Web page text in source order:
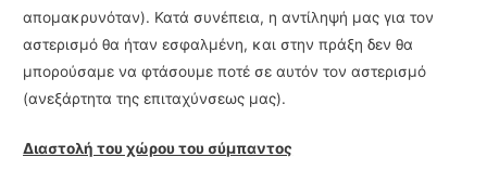
απομακρυνόταν). Κατά συνέπεια, η αντίληψή μας για τον
αστερισμό θα ήταν εσφαλμένη, και στην πράξη δεν θα
μπορούσαμε να φτάσουμε ποτέ σε αυτόν τον αστερισμό
(ανεξάρτητα της επιταχύνσεως μας).
Διαστολή του χώρου του σύμπαντος